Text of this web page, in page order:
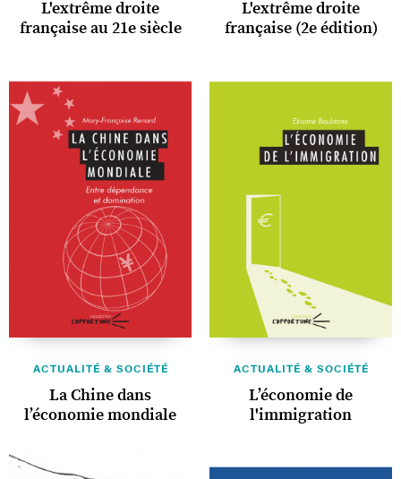
L'extrême droite
française au 21e siècle
L'extrême droite
française (2e édition)
ACTUALITÉ & SOCIÉTÉ
La Chine dans
l’économie mondiale
ACTUALITÉ & SOCIÉTÉ
L’économie de
l'immigration